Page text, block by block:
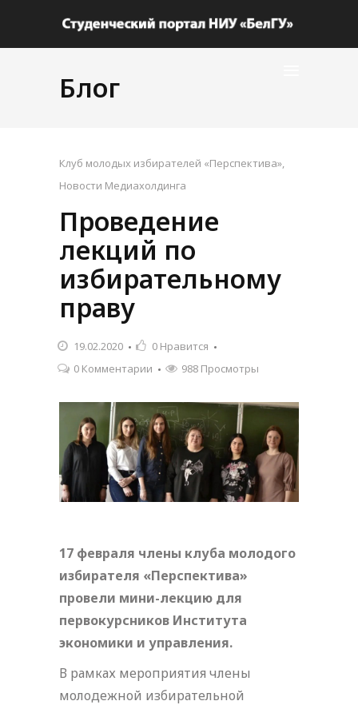
Блог
Клуб молодых избирателей «Перспектива»,
Новости Медиахолдинга
Проведение
лекций по
избирательному
праву
19.02.2020 0 Нравится
0 Комментарии
988 Просмотры
17 февраля члены клуба молодого
избирателя «Перспектива»
провели мини-лекцию для
первокурсников Института
экономики и управления.
В рамках мероприятия члены
молодежной избирательной